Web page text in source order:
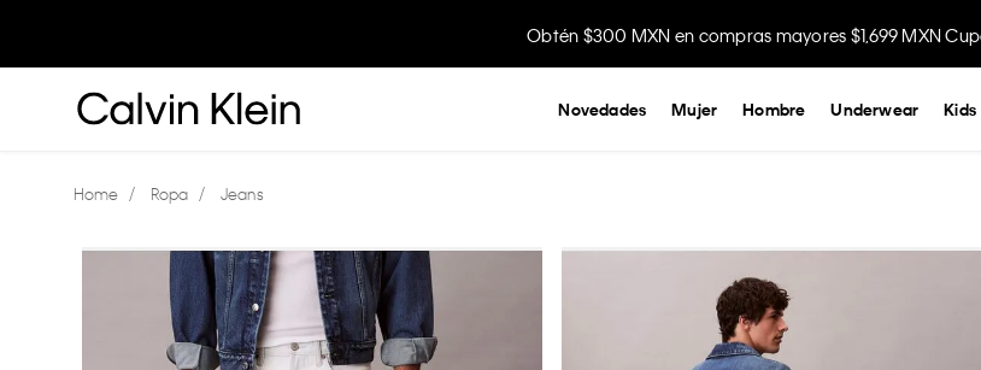
Obtén $300 MXN en compras mayores $1,699 MXN
Disfruta envío gratis comprando en la
Novedades Mujer Hombre Underwear Kids
Ropa Jeans